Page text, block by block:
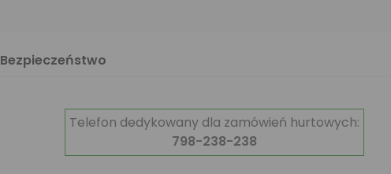
Bezpieczeństwo
Telefon dedykowany dla zamówień hurtowych:
798-238-238